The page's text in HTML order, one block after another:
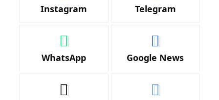
Instagram Telegram
WhatsApp Google News